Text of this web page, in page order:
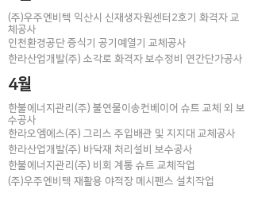
(주)우주엔비텍 익산시 신재생자원센터2호기 화격자 교
체공사
인천환경공단 증식기 공기예열기 교체공사
한라산업개발(주) 소각로 화격자 보수정비 연간단가공사
한불에너지관리(주) 불연물이송컨베이어 슈트 교체 외 보
수공사
한라오엠에스(주) 그리스 주입배관 및 지지대 교체공사
한라산업개발(주) 바닥재 처리설비 보수공사
한불에너지관리(주) 비회 계통 슈트 교체작업
(주)우주엔비텍 재활용 야적장 메시펜스 설치작업
4월